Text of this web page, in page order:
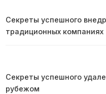
Секреты успешного
традиционных компаниях
Секреты успешного
рубежом